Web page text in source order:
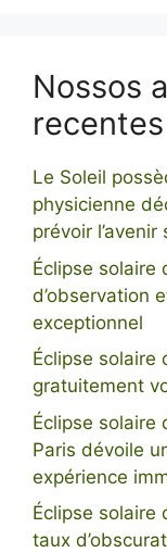
Nossos
recentes
Le Soleil
physicienne
prévoir l’avenir
Éclipse solaire
d’observation
exceptionnel
Éclipse solaire
gratuitement
Éclipse solaire
Paris dévoile
expérience
Éclipse solaire
taux